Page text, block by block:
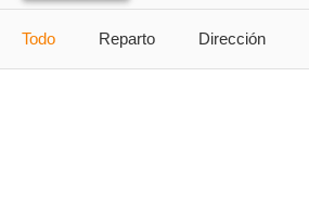
Todo Reparto Dirección